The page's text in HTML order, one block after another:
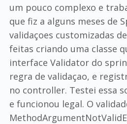
um pouco complexo e
que fiz a alguns meses de
validaçoes customizadas
feitas criando uma classe
interface Validator do
regra de validaçao, e
no controller. Testei essa
e funcionou legal. O